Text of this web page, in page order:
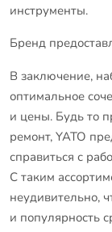
инструменты.
Бренд
В заключение,
оптимальное
и цены. Будь то
ремонт, YATO
справиться с
С таким
неудивительно,
и популярность